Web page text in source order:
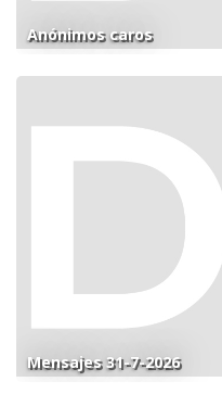
Anónimos caros
Mensajes 31-7-2026